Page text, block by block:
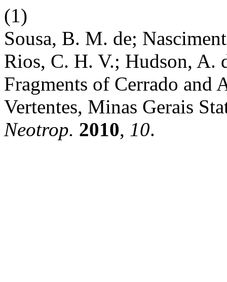
(1)
Sousa, B. M. de;
Rios, C. H. V.; Hudson,
Fragments of Cerrado and
Vertentes, Minas Gerais
Neotrop. 2010, 10.